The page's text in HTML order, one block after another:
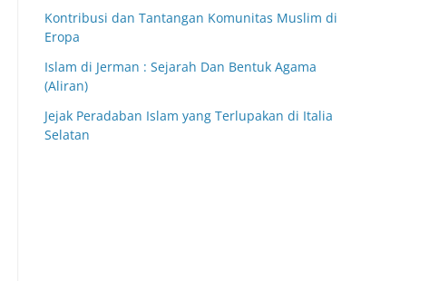
Kontribusi dan Tantangan Komunitas Muslim di
Eropa
Islam di Jerman : Sejarah Dan Bentuk Agama
(Aliran)
Jejak Peradaban Islam yang Terlupakan di Italia
Selatan